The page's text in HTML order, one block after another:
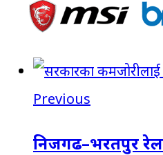
Previous
निजगढ–भरतपुर